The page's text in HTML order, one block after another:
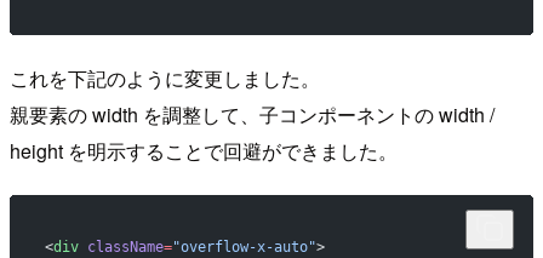
これを下記のように変更しました。
親要素の width を調整して、子コンポーネントの width /
height を明示することで回避ができました。
<div className="overflow-x-auto">